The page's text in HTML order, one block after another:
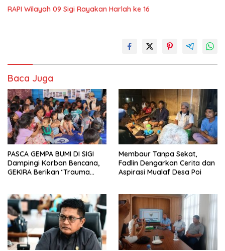
RAPI Wilayah 09 Sigi Rayakan Harlah ke 16
Baca Juga
PASCA GEMPA BUMI DI SIGI
Dampingi Korban Bencana,
GEKIRA Berikan ‘Trauma
Membaur Tanpa Sekat,
Fadlin Dengarkan Cerita dan
Aspirasi Mualaf Desa Poi